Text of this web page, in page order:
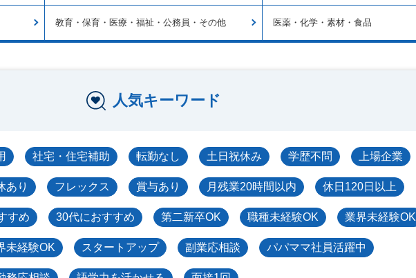
教育・保育・医療・福祉・公務員・その他 医薬・化学・素材・食品
人気キーワード
社宅・住宅補助 転勤なし 土日祝休み 学歴不問 上場企業
あり フレックス 賞与あり 月残業20時間以内 休日120日以上
すめ 30代におすすめ 第二新卒OK 職種未経験OK 業界未経験OK
未経験OK スタートアップ 副業応相談 パパママ社員活躍中